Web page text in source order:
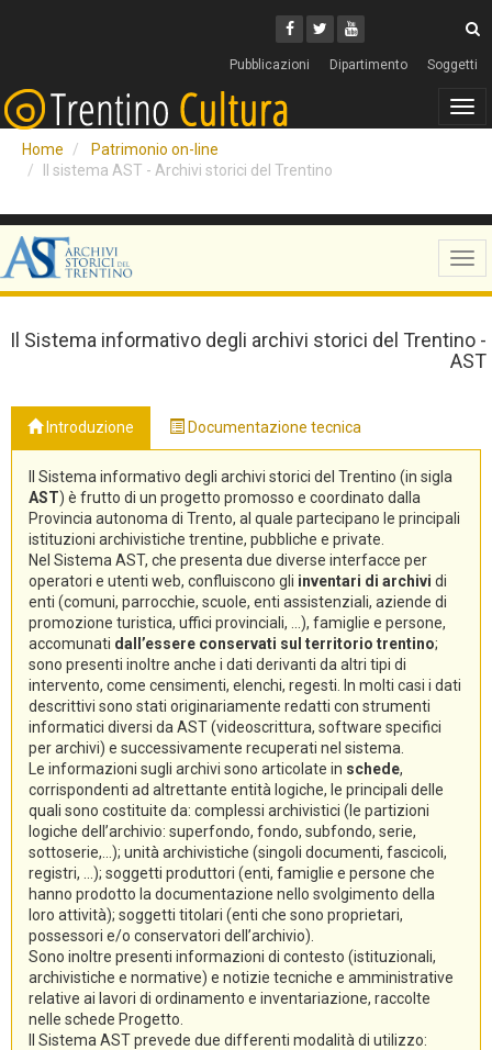
Facebook
Twitter
Youtube
Pubblicazioni Dipartimento Soggetti
Home
Patrimonio on-line
Il sistema AST - Archivi storici del Trentino
Il Sistema informativo degli archivi storici del Trentino -
AST
Introduzione Documentazione tecnica
Il Sistema informativo degli archivi storici del Trentino (in sigla
AST) è frutto di un progetto promosso e coordinato dalla
Provincia autonoma di Trento, al quale partecipano le principali
istituzioni archivistiche trentine, pubbliche e private.
Nel Sistema AST, che presenta due diverse interfacce per
operatori e utenti web, confluiscono gli inventari di archivi di
enti (comuni, parrocchie, scuole, enti assistenziali, aziende di
promozione turistica, uffici provinciali, ...), famiglie e persone,
accomunati dall’essere conservati sul territorio trentino;
sono presenti inoltre anche i dati derivanti da altri tipi di
intervento, come censimenti, elenchi, regesti. In molti casi i dati
descrittivi sono stati originariamente redatti con strumenti
informatici diversi da AST (videoscrittura, software specifici
per archivi) e successivamente recuperati nel sistema.
Le informazioni sugli archivi sono articolate in schede,
corrispondenti ad altrettante entità logiche, le principali delle
quali sono costituite da: complessi archivistici (le partizioni
logiche dell’archivio: superfondo, fondo, subfondo, serie,
sottoserie,...); unità archivistiche (singoli documenti, fascicoli,
registri, ...); soggetti produttori (enti, famiglie e persone che
hanno prodotto la documentazione nello svolgimento della
loro attività); soggetti titolari (enti che sono proprietari,
possessori e/o conservatori dell’archivio).
Sono inoltre presenti informazioni di contesto (istituzionali,
archivistiche e normative) e notizie tecniche e amministrative
relative ai lavori di ordinamento e inventariazione, raccolte
nelle schede Progetto.
Il Sistema AST prevede due differenti modalità di utilizzo: